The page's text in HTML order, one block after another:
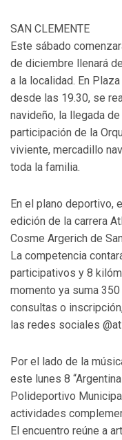
SAN CLEMENTE
Este sábado
de diciembre llenará
a la localidad. En
desde las 19.30, se
navideño, la llegada
participación de la
viviente, mercadillo
toda la familia.
En el plano deportivo,
edición de la carrera
Cosme Argerich de
La competencia
participativos y 8
momento ya suma
consultas o
las redes sociales
Por el lado de la
este lunes 8
Polideportivo
actividades
El encuentro reúne a